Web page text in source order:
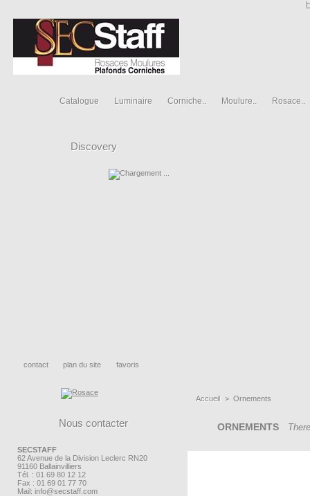
Catalogue Luminaire Corniche.. Moulure.. Rosace..
Discovery
contact plan du site favoris
Nous contacter
SECSTAFF
62 Avenue de la Division Leclerc RN20
91160 Ballainvilliers
Tél. : 01 69 80 12 12
Fax : 01 69 01 77 70
Mail: info@secstaff.com
Accueil > Ornements
ORNEMENTS